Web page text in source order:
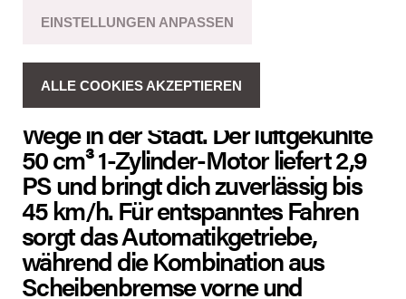
Der LTR 50 ist der perfekte Scooter
für den urbanen Alltag: kompakt,
leicht zu fahren und ideal für kurze
Wege in der Stadt. Der luftgekühlte
50 cm³ 1-Zylinder-Motor liefert 2,9
PS und bringt dich zuverlässig bis
45 km/h. Für entspanntes Fahren
sorgt das Automatikgetriebe,
während die Kombination aus
Scheibenbremse vorne und
EINSTELLUNGEN ANPASSEN
ALLE COOKIES AKZEPTIEREN